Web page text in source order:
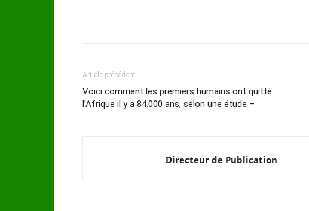
Article précédent
Voici comment les premiers humains ont quitté
l’Afrique il y a 84.000 ans, selon une étude –
Directeur de Publication